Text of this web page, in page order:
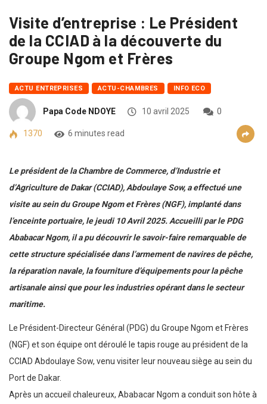
Visite d’entreprise : Le Président
de la CCIAD à la découverte du
Groupe Ngom et Frères
ACTU ENTREPRISES ACTU-CHAMBRES INFO ECO
Papa Code NDOYE 10 avril 2025 0
1370 6 minutes read
Le président de la Chambre de Commerce, d’Industrie et
d’Agriculture de Dakar (CCIAD), Abdoulaye Sow, a effectué une
visite au sein du Groupe Ngom et Frères (NGF), implanté dans
l’enceinte portuaire, le jeudi 10 Avril 2025. Accueilli par le PDG
Ababacar Ngom, il a pu découvrir le savoir-faire remarquable de
cette structure spécialisée dans l’armement de navires de pêche,
la réparation navale, la fourniture d’équipements pour la pêche
artisanale ainsi que pour les industries opérant dans le secteur
maritime.
Le Président-Directeur Général (PDG) du Groupe Ngom et Frères
(NGF) et son équipe ont déroulé le tapis rouge au président de la
CCIAD Abdoulaye Sow, venu visiter leur nouveau siège au sein du
Port de Dakar.
Après un accueil chaleureux, Ababacar Ngom a conduit son hôte à